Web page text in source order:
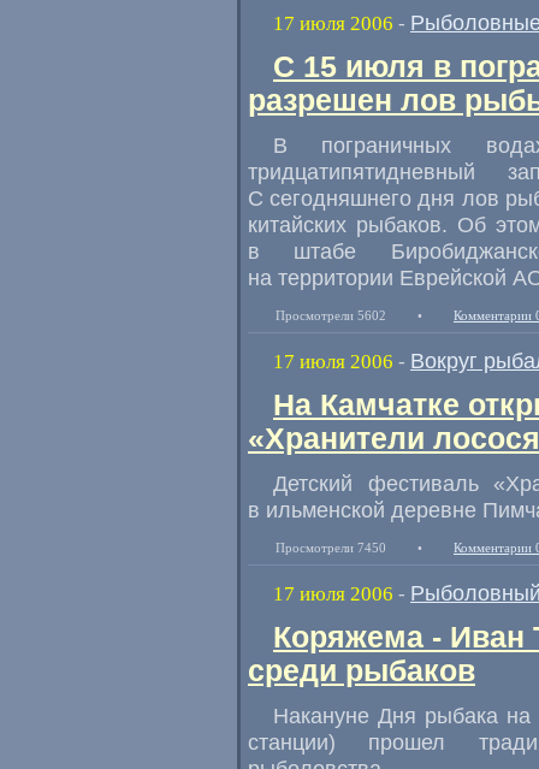
17 июля 2006 -
С 15 июля в
разрешен лов
В пограничных
С сегодняшнего дня лов
китайских рыбаков. Об
в штабе
на территории Еврейской
Просмотрели 5602 • Комментарии
17 июля 2006 - Вокруг
На Камчатке
«Хранители
Детский фестиваль
в ильменской деревне
Просмотрели 7450 • Комментарии
17 июля 2006 -
Коряжема -
среди рыбаков
Накануне Дня рыбака на
станции) прошел